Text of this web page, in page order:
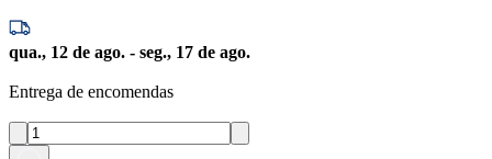
qua., 12 de ago. - seg., 17 de ago.
Entrega de encomendas